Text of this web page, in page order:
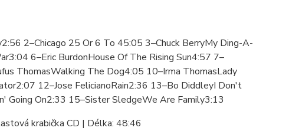
2–Chicago 25 Or 6 To 45:05 3–Chuck BerryMy Ding-A-
6–Eric BurdonHouse Of The Rising Sun4:57 7–
ThomasWalking The Dog4:05 10–Irma ThomasLady
12–Jose FelicianoRain2:36 13–Bo DiddleyI Don't
Going On2:33 15–Sister SledgeWe Are Family3:13
krabička CD | Délka: 48:46